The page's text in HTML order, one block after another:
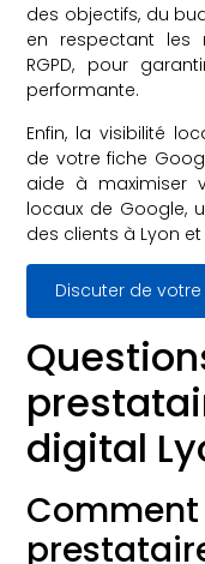
des objectifs, du
en respectant les
RGPD, pour
performante.
Enfin, la visibilité
de votre fiche
aide à maximiser
locaux de Google,
des clients à Lyon
Discuter de
digital